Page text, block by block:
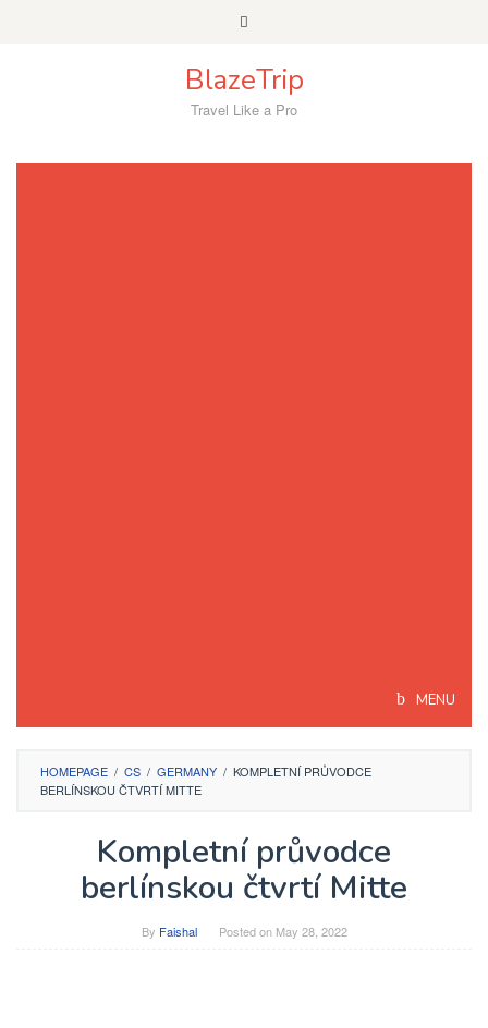
BlazeTrip
Travel Like a Pro
MENU
HOMEPAGE / CS / GERMANY / KOMPLETNÍ PRŮVODCE
BERLÍNSKOU ČTVRTÍ MITTE
Kompletní průvodce
berlínskou čtvrtí Mitte
By Faishal Posted on May 28, 2022